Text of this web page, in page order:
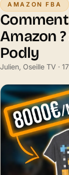
AMAZON FBA
Amazon
Podly
Julien, Oseille TV ·